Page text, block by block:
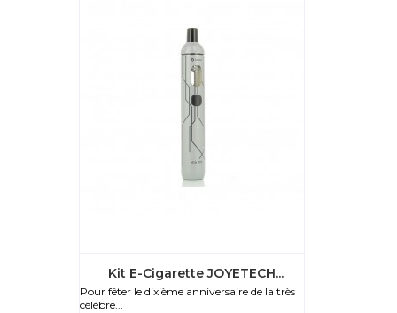
Kit E-Cigarette JOYETECH...
Pour fêter le dixième anniversaire de la très
célèbre...